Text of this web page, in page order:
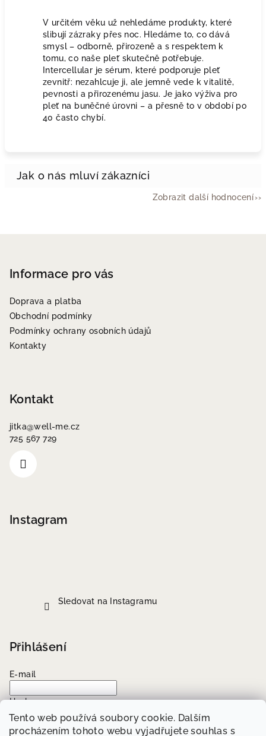
Tento web používá soubory cookie. Dalším
procházením tohoto webu vyjadřujete souhlas s
V určitém věku už nehledáme produkty, které
slibují zázraky přes noc. Hledáme to, co dává
smysl – odborně, přirozeně a s respektem k
tomu, co naše pleť skutečně potřebuje.
Intercellular je sérum, které podporuje pleť
zevnitř: nezahlcuje ji, ale jemně vede k vitalitě,
pevnosti a přirozenému jasu. Je jako výživa pro
pleť na buněčné úrovni – a přesně to v období po
40 často chybí.
Zobrazit další hodnocení
Informace pro vás
Doprava a platba
Obchodní podmínky
Podmínky ochrany osobních údajů
Kontakty
Kontakt
jitka@well-me.cz
725 567 729
Instagram
Sledovat na Instagramu
Přihlášení
E-mail
Heslo